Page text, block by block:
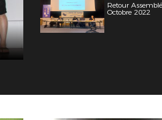
Retour
Octobre 2022